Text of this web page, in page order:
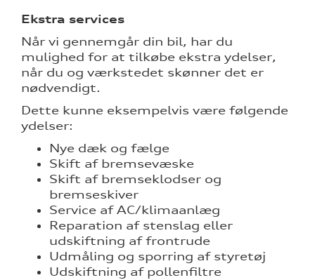
Ekstra services
Når vi gennemgår din bil, har du
mulighed for at tilkøbe ekstra ydelser,
når du og værkstedet skønner det er
nødvendigt.
Dette kunne eksempelvis være følgende
ydelser:
Nye dæk og fælge
Skift af bremsevæske
Skift af bremseklodser og
bremseskiver
Service af AC/klimaanlæg
Reparation af stenslag eller
udskiftning af frontrude
Udmåling og sporring af styretøj
Udskiftning af pollenfiltre